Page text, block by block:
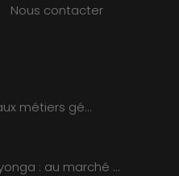
Nous contacter
métiers gé...
: au marché ...